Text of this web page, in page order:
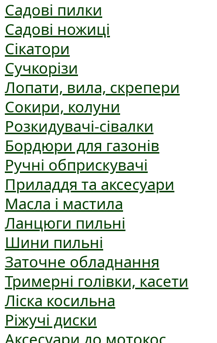
Садові пилки
Садові ножиці
Сікатори
Сучкорізи
Лопати, вила, скрепери
Сокири, колуни
Розкидувачі-сівалки
Бордюри для газонів
Ручні обприскувачі
Приладдя та аксесуари
Масла і мастила
Ланцюги пильні
Шини пильні
Заточне обладнання
Тримерні голівки, касети
Ліска косильна
Ріжучі диски